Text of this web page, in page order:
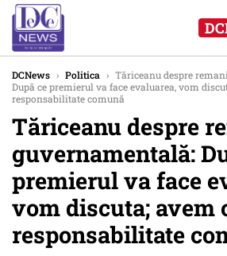
DCNews › Politica › Tăriceanu despre
După ce premierul va face evaluarea, vom
responsabilitate comună
Tăriceanu despre
guvernamentală:
premierul va face
vom discuta; avem
responsabilitate